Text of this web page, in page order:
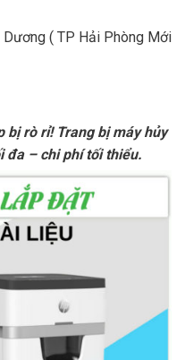
( TP Hải Phòng Mới
bị rò rỉ! Trang bị máy hủy
đa – chi phí tối thiểu.